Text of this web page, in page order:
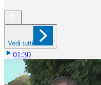
Vedi tutti
01:30